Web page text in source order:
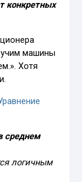
конкретных
учим машины
Хотя
среднем
логичным